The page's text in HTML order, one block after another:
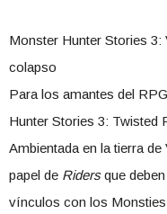
​Monster Hunter Stories
colapso
​Para los amantes del
Hunter Stories 3: Twisted
Ambientada en la tierra
papel de Ridersque deben
vínculos con los